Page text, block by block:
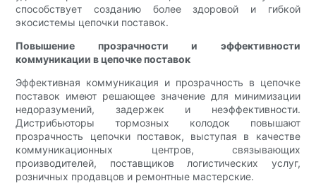
способствует созданию более здоровой и гибкой
экосистемы цепочки поставок.
Повышение прозрачности и эффективности
коммуникации в цепочке поставок
Эффективная коммуникация и прозрачность в цепочке
поставок имеют решающее значение для минимизации
недоразумений, задержек и неэффективности.
Дистрибьюторы тормозных колодок повышают
прозрачность цепочки поставок, выступая в качестве
коммуникационных центров, связывающих
производителей, поставщиков логистических услуг,
розничных продавцов и ремонтные мастерские.